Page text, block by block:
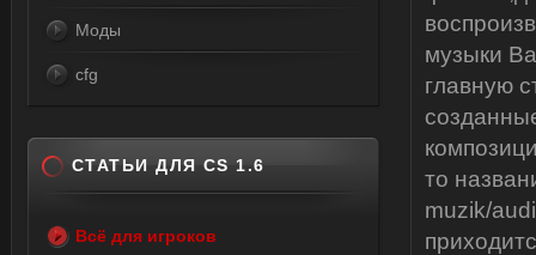
музыки
главную
то
muzik/
Моды
cfg
СТАТЬИ ДЛЯ CS 1.6
Всё для игроков